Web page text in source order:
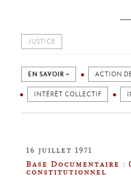
JUSTICE
EN SAVOIR + ACTION
INTÉRÊT COLLECTIF
16 juillet 1971
Base Documentaire :
constitutionnel